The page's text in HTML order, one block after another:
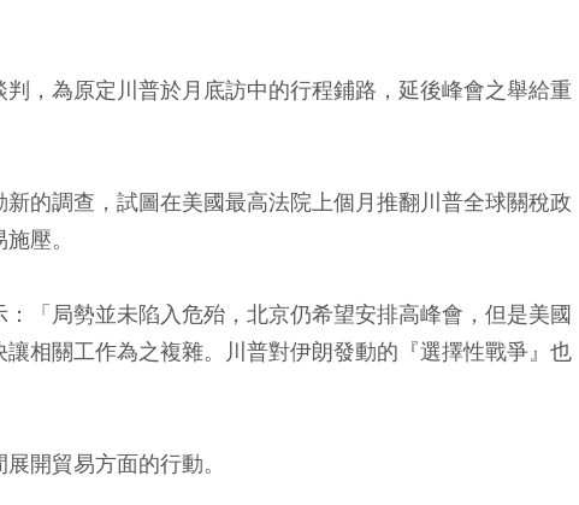
，為原定川普於月底訪中的行程鋪路，延後峰會之舉給重
的調查，試圖在美國最高法院上個月推翻川普全球關稅政
壓。
：「局勢並未陷入危殆，北京仍希望安排高峰會，但是美國
相關工作為之複雜。川普對伊朗發動的『選擇性戰爭』也
開貿易方面的行動。